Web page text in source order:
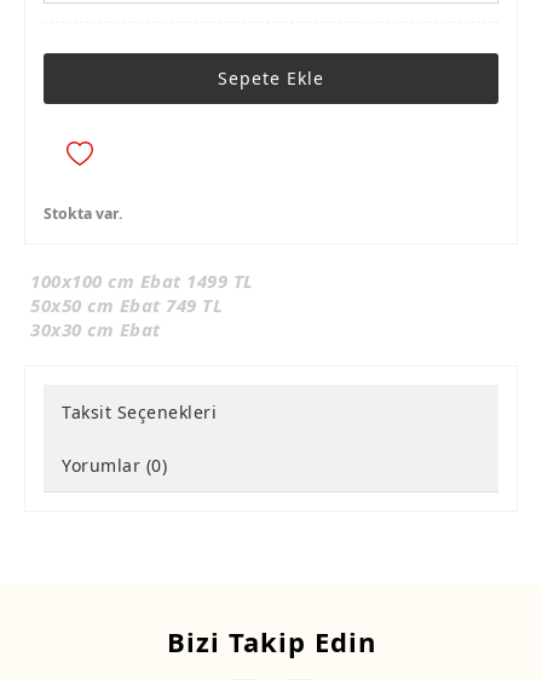
Sepete Ekle
Stokta var.
100x100 cm Ebat 1499 TL
50x50 cm Ebat 749 TL
30x30 cm Ebat
Taksit Seçenekleri
Yorumlar (0)
Bizi Takip Edin